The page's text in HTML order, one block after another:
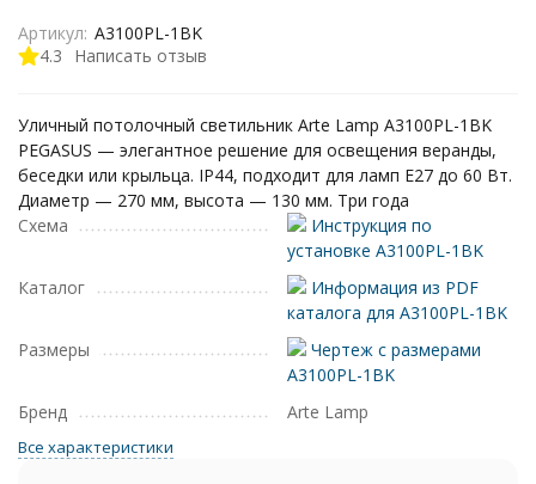
4.3 Написать отзыв
Артикул: A3100PL-1BK
Уличный потолочный светильник Arte Lamp A3100PL-1BK
PEGASUS — элегантное решение для освещения веранды,
беседки или крыльца. IP44, подходит для ламп E27 до 60 Вт.
Диаметр — 270 мм, высота — 130 мм. Три года
Схема
Инструкция по
установке A3100PL-1BK
Каталог
Информация из PDF
каталога для A3100PL-1BK
Размеры
Чертеж с размерами
A3100PL-1BK
Бренд
Arte Lamp
Все характеристики